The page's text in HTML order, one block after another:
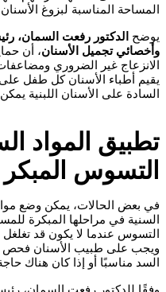
المساحة المناسبة لبزوغ الأسنان
يوضح
الدكتور رفعت السمان،
وأخصائي تجميل الأسنان، أن
الانزعاج غير الضروري
يقيم أطباء الأسنان كل طفل على
السادة على الأسنان اللبنية
تطبيق المواد
التسوس
في بعض الحالات، يمكن وضع
السنية في مراحلها المبكرة
التسوس عندما لا يكون قد
ويجب على طبيب الأسنان فحص
السد مناسبًا أو إذا كان هناك
وفقًا للدكتور رفعت السمان،